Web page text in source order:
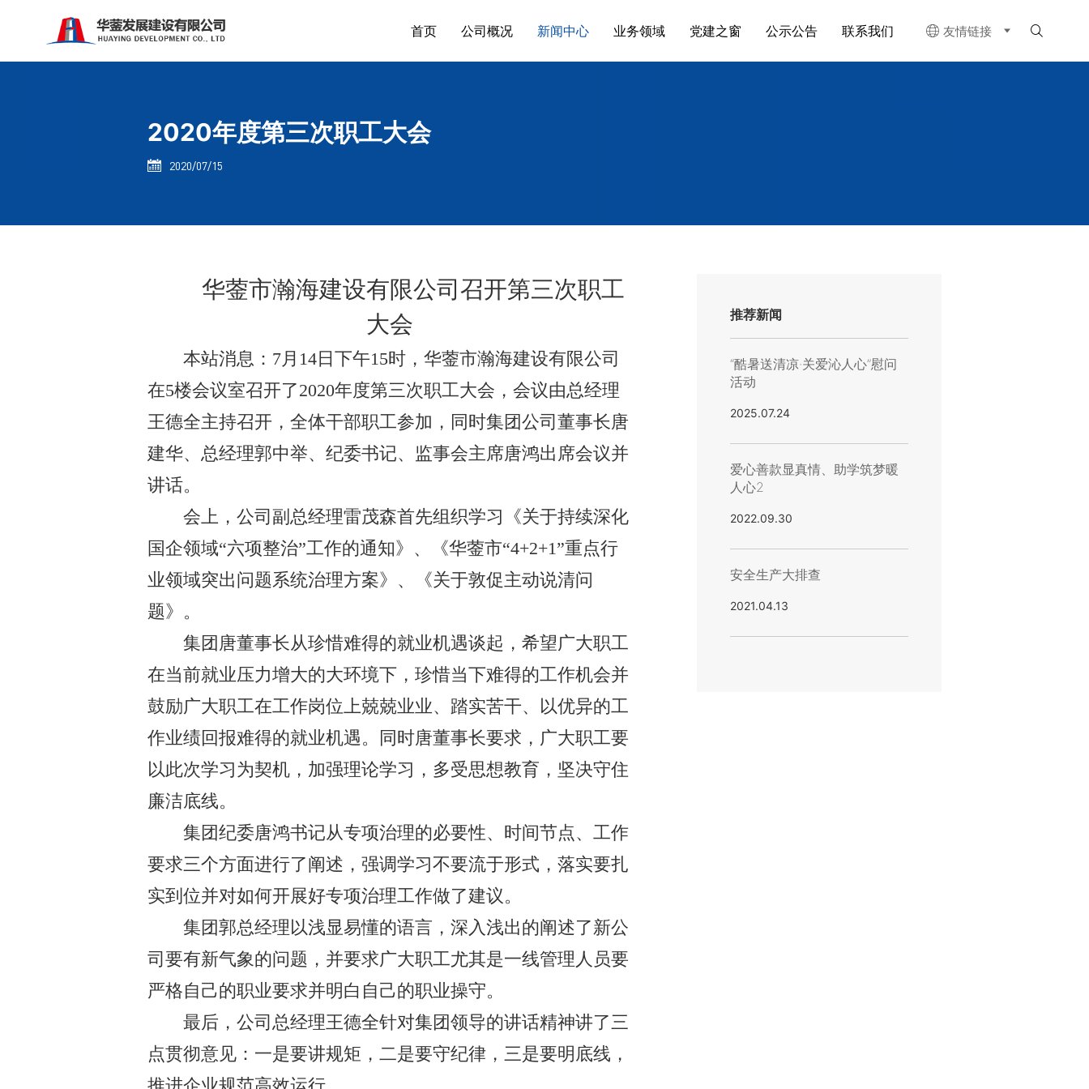
首页 公司概况 新闻中心 业务领域 党建之窗 公示公告 联系我们  友情链接 
2020年度第三次职工大会
 2020/07/15
华蓥市瀚海建设有限公司召开第三次职工
大会
本站消息： 7月 14日下午15时，华蓥市瀚海建设有限公司
在5楼会议室召开了2020年度第三次职工大会，会议由总经理
王德全主持召开，全体干部职工参加，同时集团公司董事长唐
建华、总经理郭中举、纪委书记、监事会主席唐鸿出席会议并
讲话。
会上，公司副总经理雷茂森首先组织学习《关于持续深化
国企领域“六项整治”工作的通知》、《华蓥市“4+2+1”重点行
业领域突出问题系统治理方案》、《关于敦促主动说清问
题》。
集团唐董事长从珍惜难得的就业机遇谈起，希望广大职工
在当前就业压力增大的大环境下，珍惜当下难得的工作机会并
鼓励广大职工在工作岗位上兢兢业业、踏实苦干、以优异的工
作业绩回报难得的就业机遇。同时唐董事长要求，广大职工要
以此次学习为契机，加强理论学习，多受思想教育，坚决守住
廉洁底线。
集团纪委唐鸿书记从专项治理的必要性、时间节点、工作
要求三个方面进行了阐述，强调学习不要流于形式，落实要扎
实到位并对如何开展好专项治理工作做了建议。
集团郭总经理以浅显易懂的语言，深入浅出的阐述了新公
司要有新气象的问题，并要求广大职工尤其是一线管理人员要
严格自己的职业要求并明白自己的职业操守。
最后，公司总经理王德全针对集团领导的讲话精神讲了三
点贯彻意见：一是要讲规矩，二是要守纪律，三是要明底线，
推荐新闻
“酷暑送清凉·关爱沁人心”慰问
活动
2025.07.24
爱心善款显真情、助学筑梦暖
人心2
2022.09.30
安全生产大排查
2021.04.13